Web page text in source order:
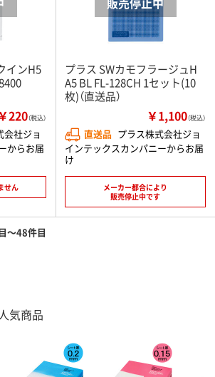
インH5
220（税込）
会社ジョ
からお届
せん
プラス SWカモフラージュH
A5 BL FL-128CH 1セット(10
枚)（直送品）
￥1,100（税込）
直送品 プラス株式会社ジョ
インテックスカンパニーからお届
け
メーカー都合により
販売停止中です
～48件目
気商品